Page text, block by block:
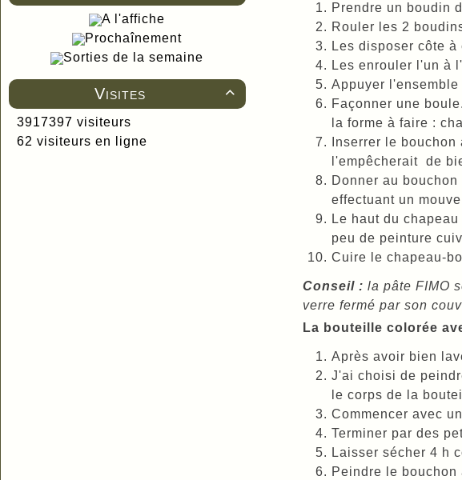
A l'affiche
Prochaînement
Sorties de la semaine

Visites
3917397 visiteurs
62 visiteurs en ligne
Prendre un boudin
Rouler les 2
Les disposer côte
Les enrouler l'un à
Appuyer
Façonner une
la forme à faire :
Inserrer le
l'empêcherait de
Donner au
effectuant un
Le haut du
peu de peinture
Cuire le chapeau-
Conseil : la pâte FIMO
verre fermé par son
La bouteille colorée
Après avoir bien
J'ai choisi de
le corps de la
Commencer avec
Terminer par des
Laisser sécher 4 h
Peindre le